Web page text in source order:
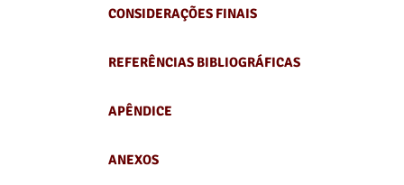
CONSIDERAÇÕES FINAIS
REFERÊNCIAS BIBLIOGRÁFICAS
APÊNDICE
ANEXOS